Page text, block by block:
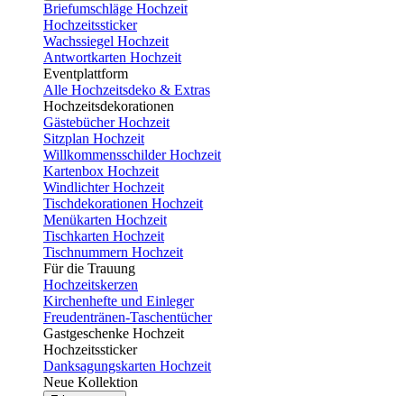
Briefumschläge Hochzeit
Hochzeitssticker
Wachssiegel Hochzeit
Antwortkarten Hochzeit
Eventplattform
Alle Hochzeitsdeko & Extras
Hochzeitsdekorationen
Gästebücher Hochzeit
Sitzplan Hochzeit
Willkommensschilder Hochzeit
Kartenbox Hochzeit
Windlichter Hochzeit
Tischdekorationen Hochzeit
Menükarten Hochzeit
Tischkarten Hochzeit
Tischnummern Hochzeit
Für die Trauung
Hochzeitskerzen
Kirchenhefte und Einleger
Freudentränen-Taschentücher
Gastgeschenke Hochzeit
Hochzeitssticker
Danksagungskarten Hochzeit
Neue Kollektion